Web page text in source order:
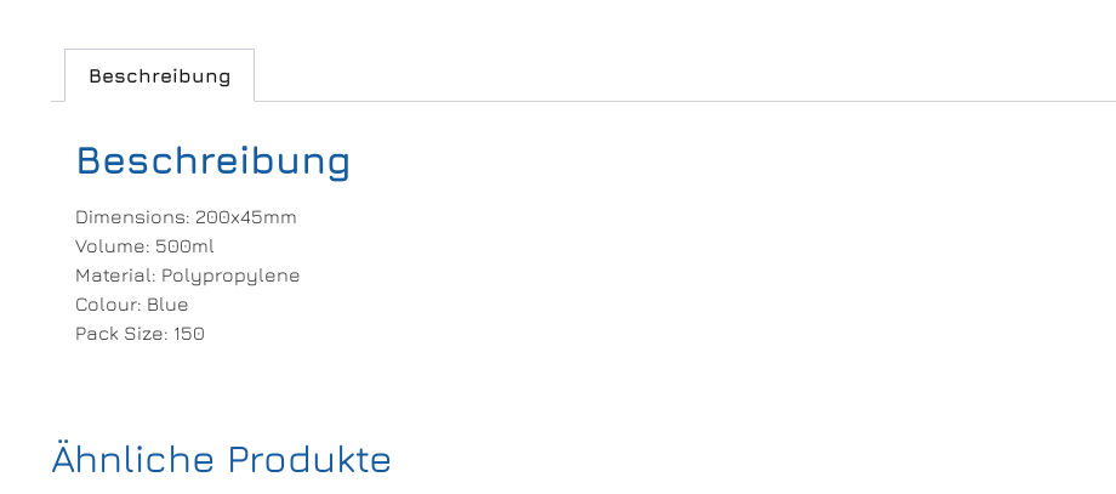
Beschreibung
Beschreibung
Dimensions: 200x45mm
Volume: 500ml
Material: Polypropylene
Colour: Blue
Pack Size: 150
Ähnliche Produkte